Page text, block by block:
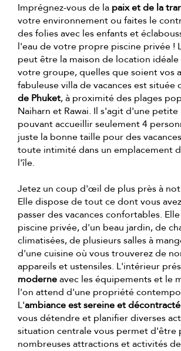
Imprégnez-vous de la paix et de la
votre environnement ou faites le
des folies avec les enfants et
l'eau de votre propre piscine privée !
peut être la maison de location
votre groupe, quelles que soient vos
fabuleuse villa de vacances est située
de Phuket, à proximité des plages
Naiharn et Rawai. Il s'agit d'une petite
pouvant accueillir seulement 4
juste la bonne taille pour des
toute intimité dans un emplacement
l'île.
Jetez un coup d'œil de plus près à
Elle dispose de tout ce dont vous
passer des vacances confortables.
piscine privée, d'un beau jardin, de
climatisées, de plusieurs salles à
d'une cuisine où vous trouverez de
appareils et ustensiles. L'intérieur
moderneavec les équipements et le
l'on attend d'une propriété
L'ambiance est sereine et
vous détendre et planifier diverses
situation centrale vous permet d'être
nombreuses attractions et activités